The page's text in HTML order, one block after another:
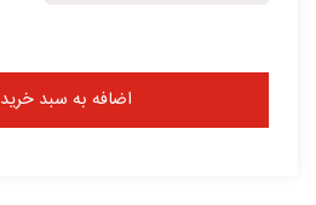
اضافه به سبد خرید